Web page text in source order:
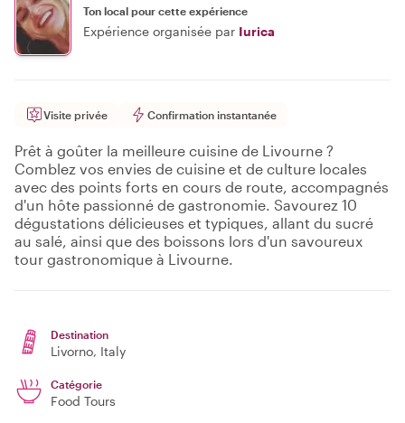
Ton local pour cette expérience
Expérience organisée par Iurica
Visite privée Confirmation instantanée
Prêt à goûter la meilleure cuisine de Livourne ?
Comblez vos envies de cuisine et de culture locales
avec des points forts en cours de route, accompagnés
d'un hôte passionné de gastronomie. Savourez 10
dégustations délicieuses et typiques, allant du sucré
au salé, ainsi que des boissons lors d'un savoureux
tour gastronomique à Livourne.
Destination
Livorno, Italy
Catégorie
Food Tours